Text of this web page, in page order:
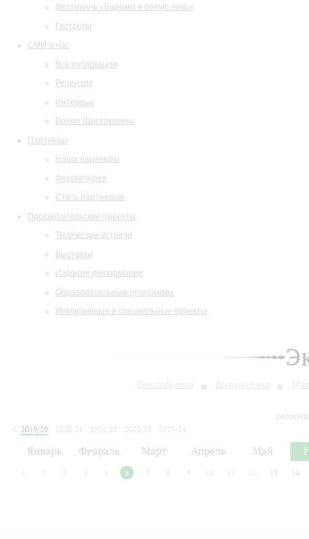
Фестиваль «Барокко в белую ночь»
Гастроли
СМИ о нас
Все публикации
Рецензии
Интервью
Время Шостаковича
Партнеры
Наши партнеры
Фотогалерея
Стать партнером
Просветительские проекты
Творческие встречи
Выставки
Издания филармонии
Образовательные программы
Инклюзивные и специальные проекты
Все события Большой зал
2019/20
2020/21 2021/22 2022/23
2023/24
Январь Февраль Март Апрель Май
2 3 4 5 6 7 8 9 10 12 13 14